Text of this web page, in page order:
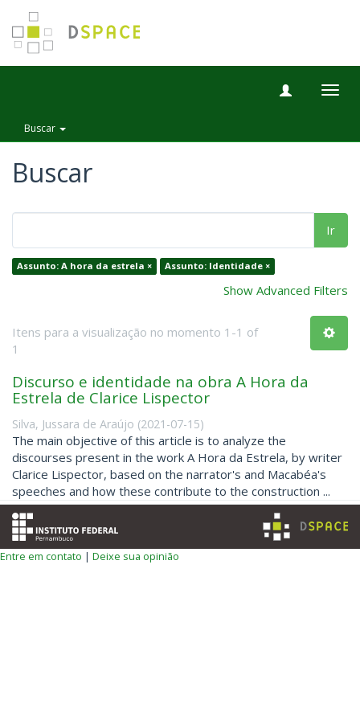
Buscar
Buscar
Ir
Assunto: A hora da estrela × Assunto: Identidade ×
Show Advanced Filters
Itens para a visualização no momento 1-1 of
1
Discurso e identidade na obra A Hora da
Estrela de Clarice Lispector
Silva, Jussara de Araújo (2021-07-15)
The main objective of this article is to analyze the
discourses present in the work A Hora da Estrela, by writer
Clarice Lispector, based on the narrator's and Macabéa's
speeches and how these contribute to the construction ...
Entre em contato | Deixe sua opinião